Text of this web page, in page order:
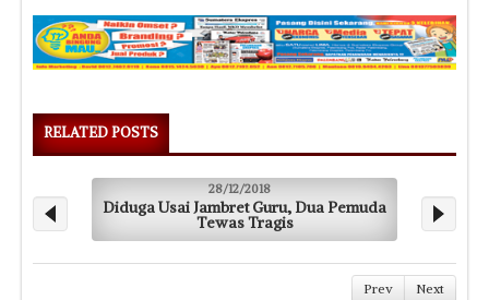
RELATED POSTS
28/12/2018
Diduga Usai Jambret Guru, Dua Pemuda
Tewas Tragis
Prev Next